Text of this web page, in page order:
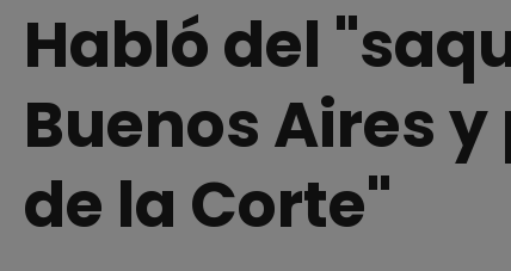
Habló del
Buenos Aires
de la Corte"